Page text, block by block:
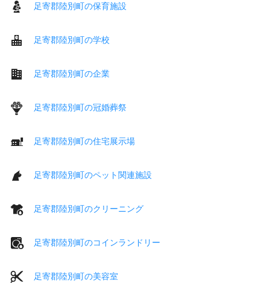
足寄郡陸別町の保育施設
足寄郡陸別町の学校
足寄郡陸別町の企業
足寄郡陸別町の冠婚葬祭
足寄郡陸別町の住宅展示場
足寄郡陸別町のペット関連施設
足寄郡陸別町のクリーニング
足寄郡陸別町のコインランドリー
足寄郡陸別町の美容室